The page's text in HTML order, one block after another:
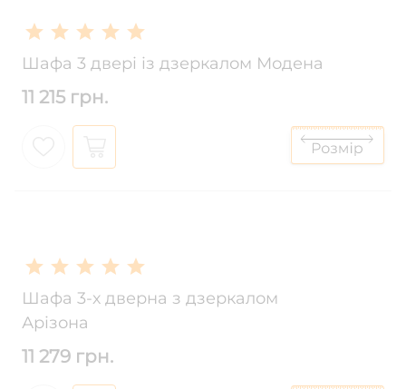
Шафа 3 двері із дзеркалом Модена
11 215 грн.
Шафа 3-х дверна з дзеркалом
Арізона
11 279 грн.